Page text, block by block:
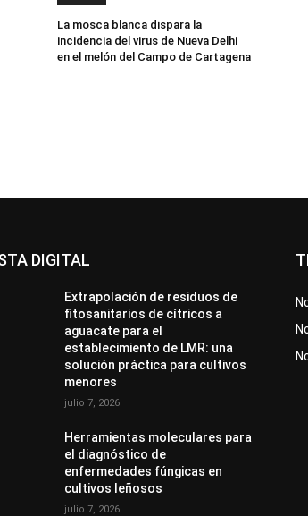
La mosca blanca dispara la
incidencia del virus de Nueva Delhi
en el melón del Campo de Cartagena
DIGITAL
Extrapolación de residuos de
fitosanitarios de cítricos a
aguacate para el
establecimiento de LMR: una
solución práctica para cultivos
menores
julio 7, 2026
Herramientas moleculares para
el diagnóstico de
enfermedades fúngicas en
cultivos leñosos
julio 7, 2026